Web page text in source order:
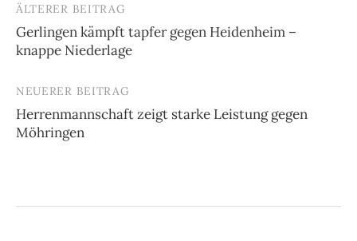
Beitrags-
Navigation
ÄLTERER BEITRAG
Gerlingen kämpft tapfer gegen Heidenheim –
knappe Niederlage
NEUERER BEITRAG
Herrenmannschaft zeigt starke Leistung gegen
Möhringen